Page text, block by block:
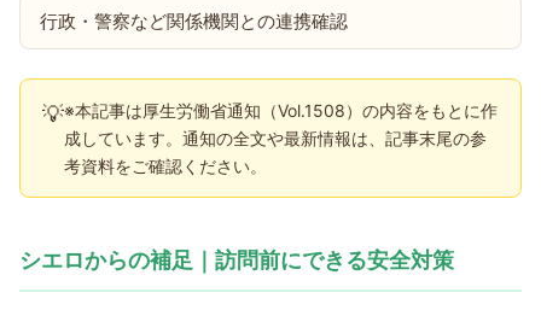
行政・警察など関係機関との連携確認
💡※本記事は厚生労働省通知（Vol.1508）の内容をもとに作
成しています。通知の全文や最新情報は、記事末尾の参
考資料をご確認ください。
シエロからの補足｜訪問前にできる安全対策